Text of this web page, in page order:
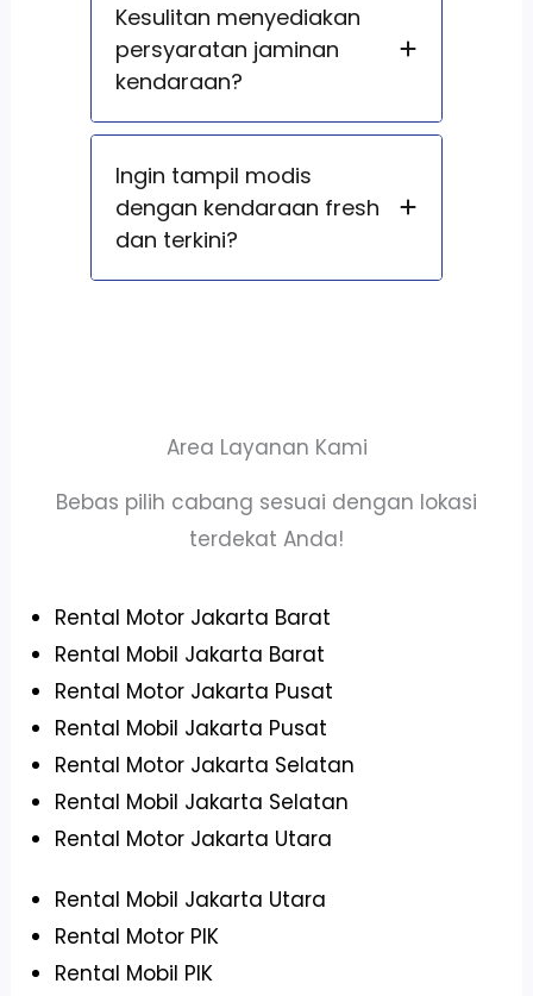
Kesulitan menyediakan
persyaratan jaminan
kendaraan?
Ingin tampil modis
dengan kendaraan fresh
dan terkini?
Area Layanan Kami
Bebas pilih cabang sesuai dengan lokasi
terdekat Anda!
Rental Motor Jakarta Barat
Rental Mobil Jakarta Barat
Rental Motor Jakarta Pusat
Rental Mobil Jakarta Pusat
Rental Motor Jakarta Selatan
Rental Mobil Jakarta Selatan
Rental Motor Jakarta Utara
Rental Mobil Jakarta Utara
Rental Motor PIK
Rental Mobil PIK